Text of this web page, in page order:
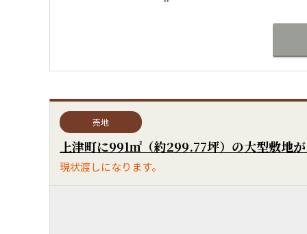
売地
現状渡しになります。